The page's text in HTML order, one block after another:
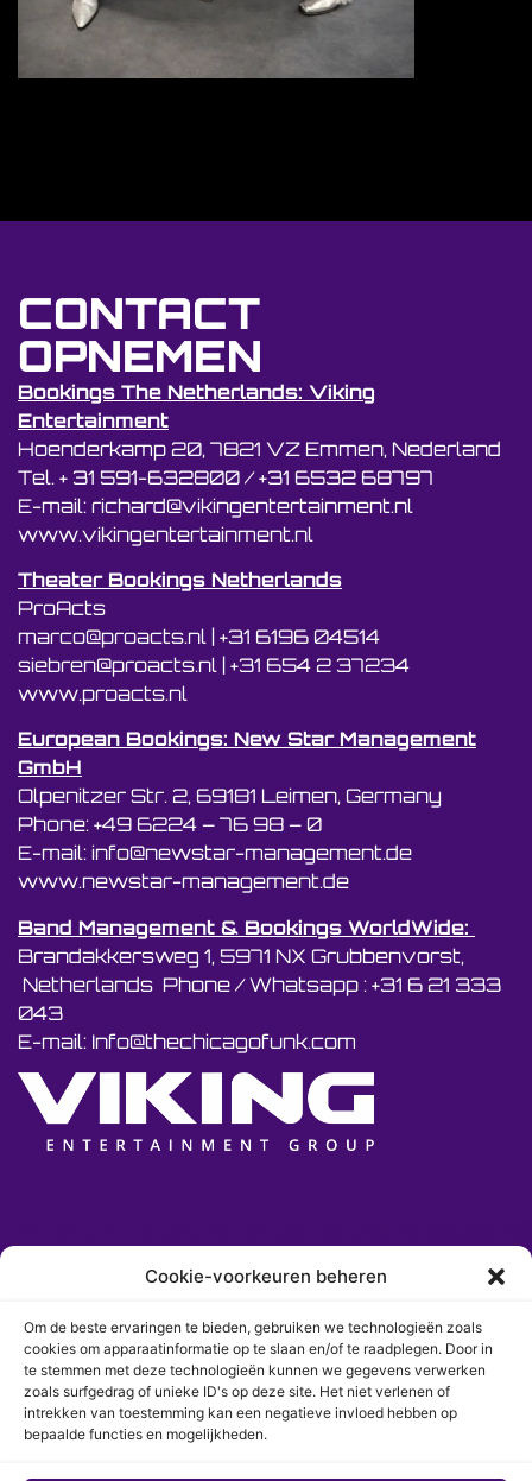
Cookie-voorkeuren beheren
Om de beste ervaringen te bieden, gebruiken we technologieën zoals
cookies om apparaatinformatie op te slaan en/of te raadplegen. Door in
te stemmen met deze technologieën kunnen we gegevens verwerken
zoals surfgedrag of unieke ID's op deze site. Het niet verlenen of
intrekken van toestemming kan een negatieve invloed hebben op
bepaalde functies en mogelijkheden.
CONTACT
OPNEMEN
Bookings The Netherlands: Viking
Entertainment
Hoenderkamp 20, 7821 VZ Emmen, Nederland
Tel. + 31 591-632800 / +31 6532 68797
E-mail: richard@vikingentertainment.nl
www.vikingentertainment.nl
Theater Bookings Netherlands
ProActs
marco@proacts.nl | ‭+31 6196 04514‬
siebren@proacts.nl | ‭‭+31 654 2 37234
www.proacts.nl
European Bookings: New Star Management
GmbH
Olpenitzer Str. 2, 69181 Leimen, Germany
Phone: +49 6224 – 76 98 – 0
E-mail: info@newstar-management.de
www.newstar-management.de
Band Management & Bookings WorldWide:
Brandakkersweg 1, 5971 NX Grubbenvorst,
Netherlands Phone / Whatsapp : +31 6 21 333
043
E-mail: Info@thechicagofunk.com